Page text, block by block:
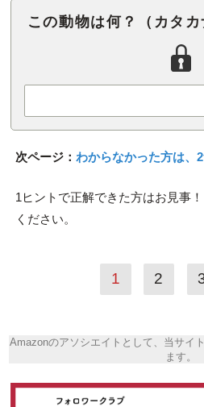
この動物は何？（カタカ
次ページ： わからなかった方は、
1ヒントで正解できた方はお見事
ください。
1 2
Amazonのアソシエイトとして、当サイ
ます。